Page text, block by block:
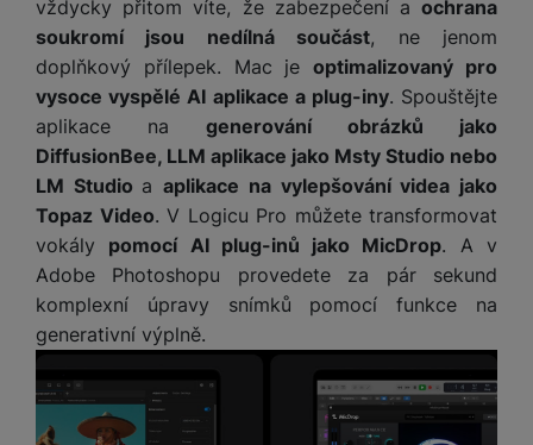
e
e
r
ní
m
y
ši
e
n
R
m
e
y
p
r
o
F
a
m
T
w
b
k
y
p
r
o
v
ě
ví
M
ic
o
S
X
C
ti
m
é
di
J
e
d
n
o
r
á
z
v
vždycky přitom víte, že zabezpečení a ochrana
soukromí jsou nedílná součást, ne jenom
doplňkový přílepek. Mac jeoptimalizovaný pro
vysoce vyspělé AI aplikace a plug-iny. Spouštějte
aplikace na generování obrázků jako
DiffusionBee, LLM aplikace jako Msty Studio nebo
LM Studio aaplikace na vylepšování videa jako
Topaz Video. V Logicu Pro můžete transformovat
vokály pomocí AI plug-inů jako MicDrop. A v
Adobe Photoshopu provedete za pár sekund
komplexní úpravy snímků pomocí funkce na
generativní výplně.